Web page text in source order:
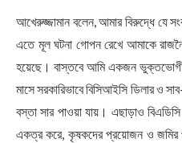
আখেরুজ্জামান বলেন, আমার বিরুদ্ধে যে
এতে মূল ঘটনা গোপন রেখে আমাকে
হয়েছে। বাস্তবে আমি একজন
মাসে সরকারিভাবে বিসিআইসি ডিলার ও
বস্তা সার পাওয়া যায়। এছাড়াও
একত্র করে, কৃষকদের প্রয়োজন ও জমির